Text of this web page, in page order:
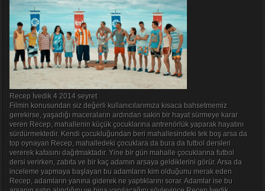
Recep İvedik 4 2014 seyret
Filmin konusundan siz değerli kullanıcılarımıza kısaca bahsetmemiz
gerekirse, yaşadığı maceraların ardından sakin bir hayat sürmeye karar
veren Recep, mahallenin küçük çocuklarına antrenörlük yaparak hayatını
sürdürmektedir. Kendi çocukluğundan beri mahallesindeki tek boş arsa da
top oynayan Recep, mahalledeki çocuklara da bura da futbol dersleri
vererek kafasını dağıtmaktadır. Yine bir gün mahalle çocuklarına futbol
dersi verirken, zabıta ve bir kaç adamın arsaya geldiklerini görür. Arsa da
inceleme yapmaya başlayan bu adamların kim olduğunu merak eden
Recep, adamların yanına giderek ne yaptıklarını sorar. Adamlar ise bu